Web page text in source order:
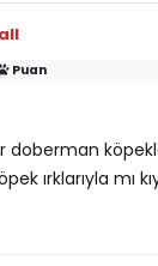
Puan
doberman
ırklarıyla mı